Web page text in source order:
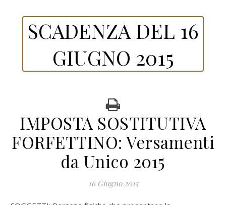
SCADENZA DEL 16
GIUGNO 2015
IMPOSTA SOSTITUTIVA
FORFETTINO: Versamenti
da Unico 2015
16 Giugno 2015